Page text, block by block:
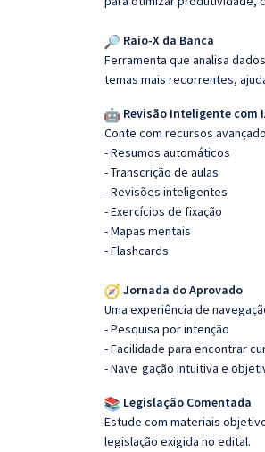
Raio-X da Banca
Ferramenta que analisa
temas mais recorrentes,
Revisão Inteligente com
Conte com recursos
- Resumos automáticos
- Transcrição de aulas
- Revisões inteligentes
- Exercícios de fixação
- Mapas mentais
- Flashcards
Jornada do Aprovado
Uma experiência de
- Pesquisa por intenção
- Facilidade para encontrar
- Nave gação intuitiva e
Legislação Comentada
Estude com materiais
legislação exigida no edital.